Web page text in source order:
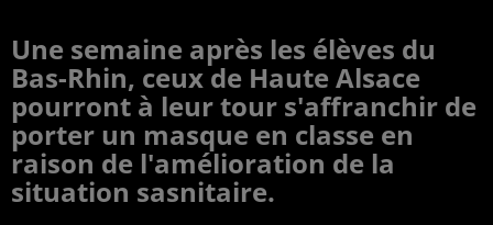
Une semaine après les élèves du
Bas-Rhin, ceux de Haute Alsace
pourront à leur tour s'affranchir de
porter un masque en classe en
raison de l'amélioration de la
situation sasnitaire.